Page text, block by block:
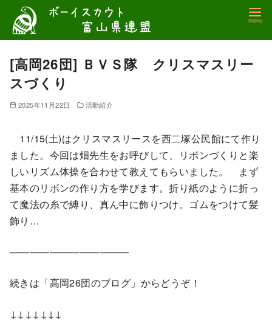
テ
[高岡26団] ＢＶＳ隊 クリスマスリー
スづくり
2025年11月22日 活動紹介
11/15(土)はクリスマスリースを西二塚公民館にて作り
ました。今回は畑先生をお呼びして、リボンづくりと楽
しいリズム体操を合わせて教えてもらいました。 まず
基本のリボンの作り方を学びます。折り紙のように折っ
て魔法の糸で縛り、真ん中に飾りつけ。ゴムをつけて髪
飾り…
————————————
続きは「高岡26団のブログ」からどうぞ！
↓↓↓↓↓↓↓